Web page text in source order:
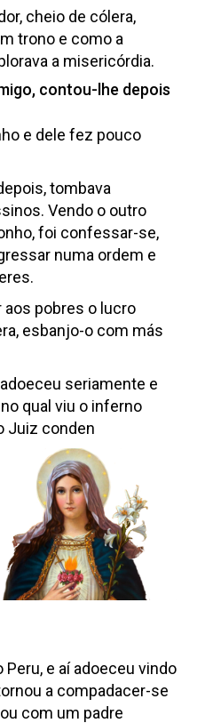
cheio de cólera,
trono e como a
a misericórdia.
contou-lhe depois
e dele fez pouco
tombava
Vendo o outro
foi confessar-se,
numa ordem e
aos pobres o lucro
esbanjo-o com más
seriamente e
qual viu o inferno
Juiz conden
Peru, e aí adoeceu vindo
a compadacer-se
com um padre